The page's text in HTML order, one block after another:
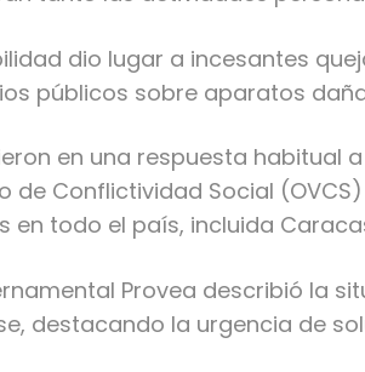
dio lugar a incesantes
públicos sobre aparatos
en una respuesta habitual
de Conflictividad Social
en todo el país, incluida
Provea describió la
destacando la urgencia de